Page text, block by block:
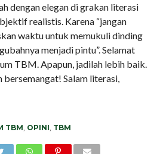
dengan elegan di grakan literasi
realistis. Karena “jangan
waktu untuk memukuli dinding
menjadi pintu”. Selamat
TBM. Apapun, jadilah lebih baik.
Salam literasi,
TBM OPINI TBM